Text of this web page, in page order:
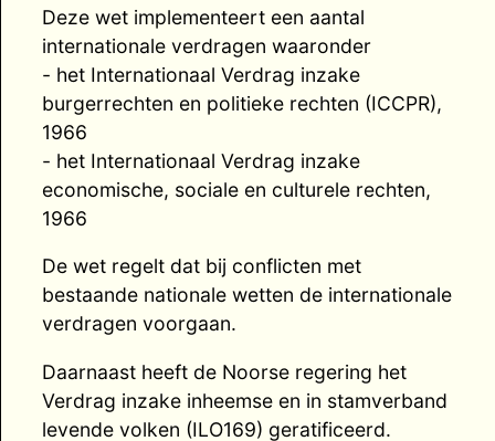
Deze wet implementeert een aantal
internationale verdragen waaronder
- het Internationaal Verdrag inzake
burgerrechten en politieke rechten (ICCPR),
1966
- het Internationaal Verdrag inzake
economische, sociale en culturele rechten,
1966
De wet regelt dat bij conflicten met
bestaande nationale wetten de internationale
verdragen voorgaan.
Daarnaast heeft de Noorse regering het
Verdrag inzake inheemse en in stamverband
levende volken (ILO169) geratificeerd.